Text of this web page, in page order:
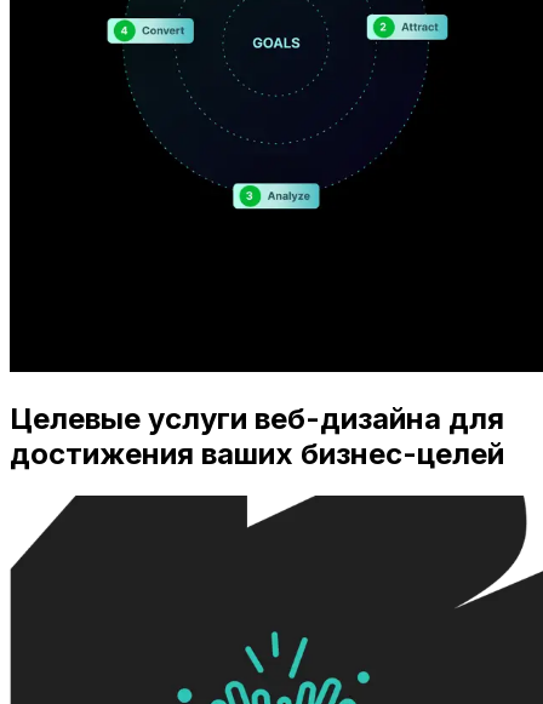
Целевые услуги веб-дизайна для
достижения ваших бизнес-целей